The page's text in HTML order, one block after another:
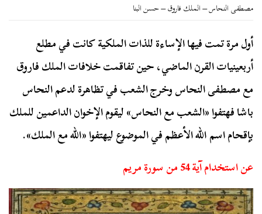
مصطفى النحاس – الملك فاروق – حسن البنا
أول مرة تمت فيها الإساءة للذات الملكية كانت في مطلع
أربعينيات القرن الماضي، حين تفاقمت خلافات الملك فاروق
مع مصطفى النحاس وخرج الشعب في تظاهرة لدعم النحاس
باشا فهتفوا «الشعب مع النحاس» ليقوم الإخوان الداعمين للملك
بإقحام اسم الله الأعظم في الموضوع ليهتفوا «الله مع الملك».
عن استخدام آية 54 من سورة مريم